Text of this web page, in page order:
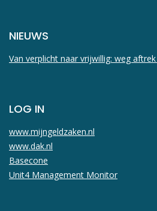
NIEUWS
Van verplicht naar vrijwillig: weg
LOG IN
www.mijngeldzaken.nl
www.dak.nl
Basecone
Unit4 Management Monitor